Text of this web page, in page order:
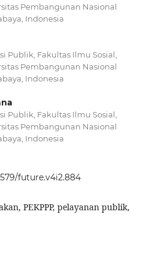
Pembangunan Nasional
Indonesia
Publik, Fakultas Ilmu Sosial,
Pembangunan Nasional
Indonesia
Publik, Fakultas Ilmu Sosial,
Pembangunan Nasional
Indonesia
future.v4i2.884
PEKPPP, pelayanan publik,